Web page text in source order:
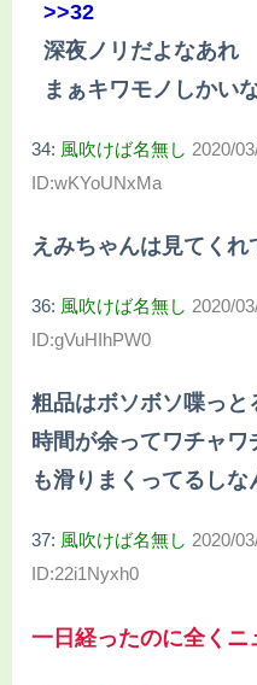
>>32
深夜ノリだよなあれ
まぁキワモノしかい
34: 風吹けば名無し 2020/
ID:wKYoUNxMa
えみちゃんは見てく
36: 風吹けば名無し 2020/
ID:gVuHIhPW0
粗品はボソボソ喋っ
時間が余ってワチャ
も滑りまくってるしな
37: 風吹けば名無し 2020/
ID:22i1Nyxh0
一日経ったのに全く